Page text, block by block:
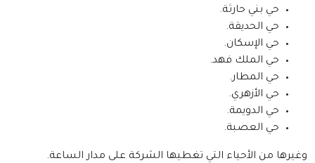
حي بني حارثة.
حي الحديقة.
حي الإسكان.
حي الملك فهد.
حي المطار.
حي الأزهري.
حي الدويمة.
حي العصبة.
وغيرها من الأحياء التي تغطيها الشركة على مدار الساعة.